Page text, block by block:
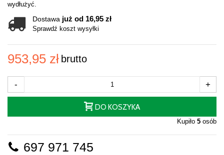
wydłużyć.
Dostawa już od 16,95 zł
Sprawdź koszt wysyłki
953,95 zł brutto
- +
DO KOSZYKA
Kupiło 5 osób
697 971 745